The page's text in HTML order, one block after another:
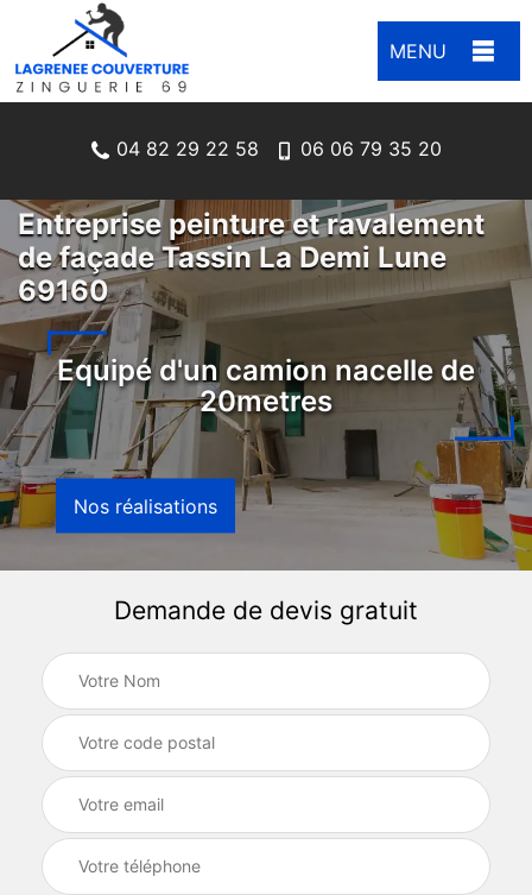
MENU
04 82 29 22 58 06 06 79 35 20
Entreprise peinture et ravalement
de façade Tassin La Demi Lune
69160
Equipé d'un camion nacelle de
20metres
Nos réalisations
Demande de devis gratuit